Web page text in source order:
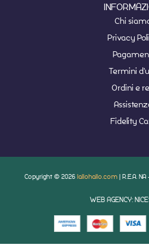
Chi
Privacy
Termini
Ordini e
Fidelity
Copyright © 2026 lallohallo.com | R.E.A.
WEB AGENCY: